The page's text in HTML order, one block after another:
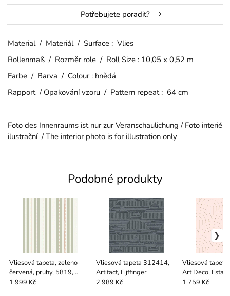
Potřebujete poradit?
Material / Materiál / Surface : Vlies
Rollenmaß / Rozměr role / Roll Size : 10,05 x 0,52 m
Farbe / Barva / Colour : hnědá
Rapport / Opakování vzoru / Pattern repeat : 64 cm
Foto des Innenraums ist nur zur Veranschaulichung / Foto
ilustrační / The interior photo is for illustration only
Podobné produkty
Vliesová tapeta, zeleno-
červená, pruhy, 5819,
Nordic Folk, Borastapeter
1 999 Kč
Vliesová tapeta 312414,
Artifact, Eijffinger
2 989 Kč
Vliesová
Art Deco, Esta
1 759 Kč